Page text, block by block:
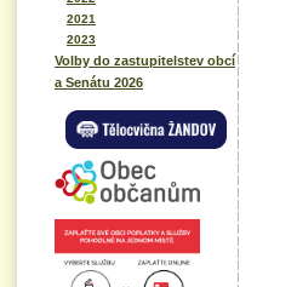
2021
2023
Volby do zastupitelstev obcí
a Senátu 2026